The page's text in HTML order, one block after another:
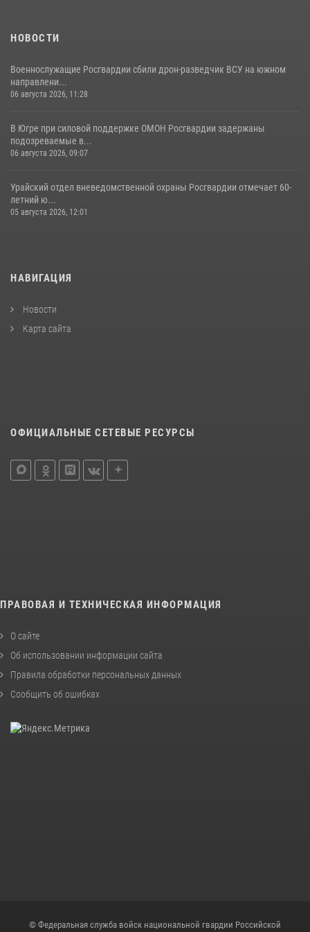
НОВОСТИ
Военнослужащие Росгвардии сбили дрон-разведчик ВСУ на южном
направлени...
06 августа 2026, 11:28
В Югре при силовой поддержке ОМОН Росгвардии задержаны
подозреваемые в...
06 августа 2026, 09:07
Урайский отдел вневедомственной охраны Росгвардии отмечает 60-
летний ю...
05 августа 2026, 12:01
НАВИГАЦИЯ
Новости
Карта сайта
ОФИЦИАЛЬНЫЕ СЕТЕВЫЕ РЕСУРСЫ
ПРАВОВАЯ И ТЕХНИЧЕСКАЯ ИНФОРМАЦИЯ
О сайте
Об использовании информации сайта
Правила обработки персональных данных
Сообщить об ошибках
© Федеральная служба войск национальной гвардии Российской